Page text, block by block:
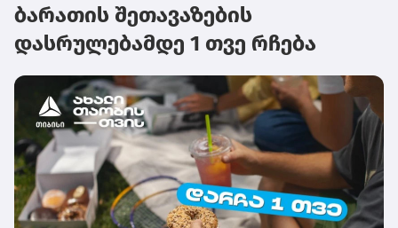
ბარათის შეთავაზების
დასრულებამდე 1 თვე რჩება